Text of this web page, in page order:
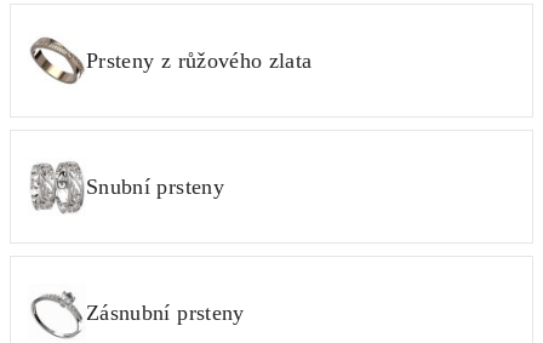
Prsteny z růžového zlata
Snubní prsteny
Zásnubní prsteny